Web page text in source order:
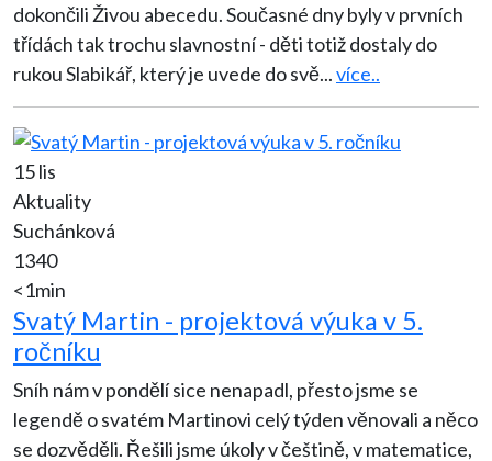
dokončili Živou abecedu. Současné dny byly v prvních
třídách tak trochu slavnostní - děti totiž dostaly do
rukou Slabikář, který je uvede do svě...více..
15 lis
Aktuality
Suchánková
1340
<1min
Svatý Martin - projektová výuka v 5.
ročníku
Sníh nám v pondělí sice nenapadl, přesto jsme se
legendě o svatém Martinovi celý týden věnovali a něco
se dozvěděli. Řešili jsme úkoly v češtině, v matematice,